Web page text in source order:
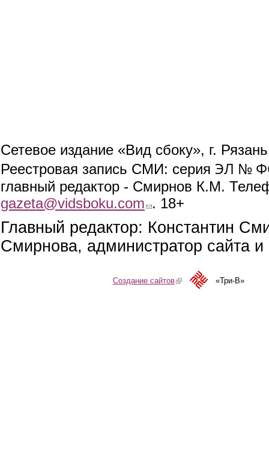
Сетевое издание «Вид сбоку», г.
Реестровая запись СМИ: серия ЭЛ №
главный редактор - Смирнов К.М.
gazeta@vidsboku.com (link sends e-mail)
. 18+
Главный редактор: Константин
Смирнова, администратор сайта
Создание сайтов(link is external)«Три-В»